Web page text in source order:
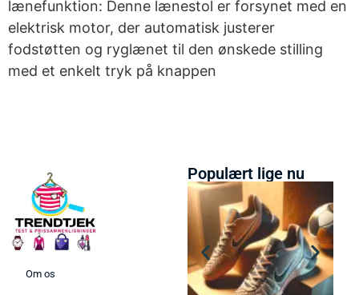
lænefunktion: Denne lænestol er forsynet med en
elektrisk motor, der automatisk justerer
fodstøtten og ryglænet til den ønskede stilling
med et enkelt tryk på knappen
Om os
Populært lige nu